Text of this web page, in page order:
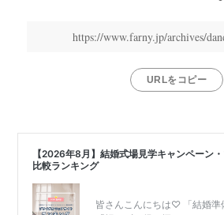
https://www.farny.jp/archives/
URLをコピー